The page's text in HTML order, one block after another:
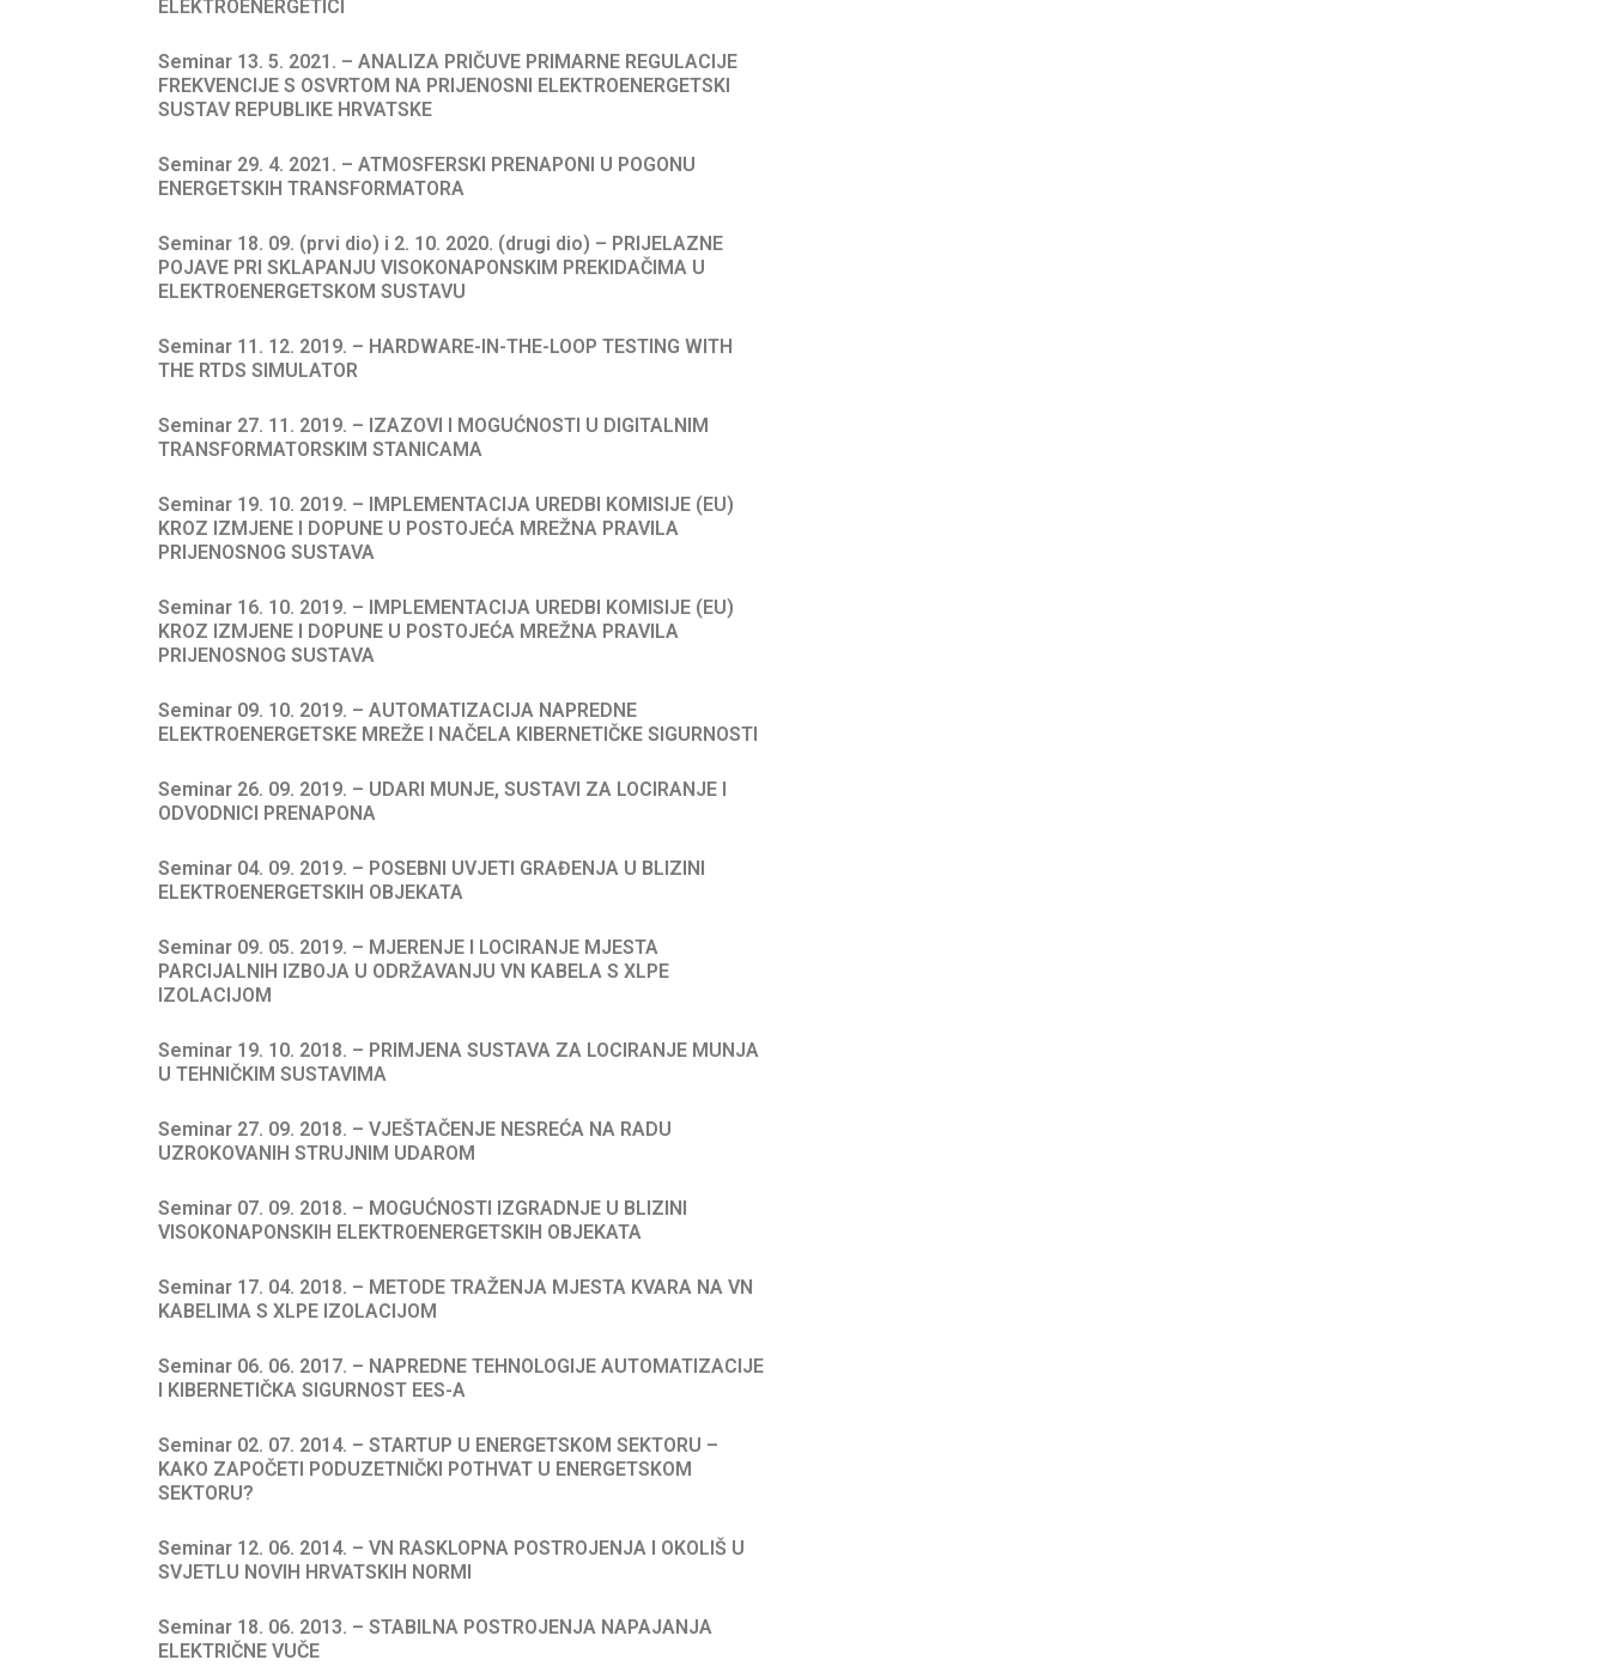
ELEKTROENERGETICI
Seminar 13. 5. 2021. – ANALIZA PRIČUVE PRIMARNE REGULACIJE
FREKVENCIJE S OSVRTOM NA PRIJENOSNI ELEKTROENERGETSKI
SUSTAV REPUBLIKE HRVATSKE
Seminar 29. 4. 2021. – ATMOSFERSKI PRENAPONI U POGONU
ENERGETSKIH TRANSFORMATORA
Seminar 18. 09. (prvi dio) i 2. 10. 2020. (drugi dio) – PRIJELAZNE
POJAVE PRI SKLAPANJU VISOKONAPONSKIM PREKIDAČIMA U
ELEKTROENERGETSKOM SUSTAVU
Seminar 11. 12. 2019. – HARDWARE-IN-THE-LOOP TESTING WITH
THE RTDS SIMULATOR
Seminar 27. 11. 2019. – IZAZOVI I MOGUĆNOSTI U DIGITALNIM
TRANSFORMATORSKIM STANICAMA
Seminar 19. 10. 2019. – IMPLEMENTACIJA UREDBI KOMISIJE (EU)
KROZ IZMJENE I DOPUNE U POSTOJEĆA MREŽNA PRAVILA
PRIJENOSNOG SUSTAVA
Seminar 16. 10. 2019. – IMPLEMENTACIJA UREDBI KOMISIJE (EU)
KROZ IZMJENE I DOPUNE U POSTOJEĆA MREŽNA PRAVILA
PRIJENOSNOG SUSTAVA
Seminar 09. 10. 2019. – AUTOMATIZACIJA NAPREDNE
ELEKTROENERGETSKE MREŽE I NAČELA KIBERNETIČKE SIGURNOSTI
Seminar 26. 09. 2019. – UDARI MUNJE, SUSTAVI ZA LOCIRANJE I
ODVODNICI PRENAPONA
Seminar 04. 09. 2019. – POSEBNI UVJETI GRAĐENJA U BLIZINI
ELEKTROENERGETSKIH OBJEKATA
Seminar 09. 05. 2019. – MJERENJE I LOCIRANJE MJESTA
PARCIJALNIH IZBOJA U ODRŽAVANJU VN KABELA S XLPE
IZOLACIJOM
Seminar 19. 10. 2018. – PRIMJENA SUSTAVA ZA LOCIRANJE MUNJA
U TEHNIČKIM SUSTAVIMA
Seminar 27. 09. 2018. – VJEŠTAČENJE NESREĆA NA RADU
UZROKOVANIH STRUJNIM UDAROM
Seminar 07. 09. 2018. – MOGUĆNOSTI IZGRADNJE U BLIZINI
VISOKONAPONSKIH ELEKTROENERGETSKIH OBJEKATA
Seminar 17. 04. 2018. – METODE TRAŽENJA MJESTA KVARA NA VN
KABELIMA S XLPE IZOLACIJOM
Seminar 06. 06. 2017. – NAPREDNE TEHNOLOGIJE AUTOMATIZACIJE
I KIBERNETIČKA SIGURNOST EES-A
Seminar 02. 07. 2014. – STARTUP U ENERGETSKOM SEKTORU –
KAKO ZAPOČETI PODUZETNIČKI POTHVAT U ENERGETSKOM
SEKTORU?
Seminar 12. 06. 2014. – VN RASKLOPNA POSTROJENJA I OKOLIŠ U
SVJETLU NOVIH HRVATSKIH NORMI
Seminar 18. 06. 2013. – STABILNA POSTROJENJA NAPAJANJA
ELEKTRIČNE VUČE